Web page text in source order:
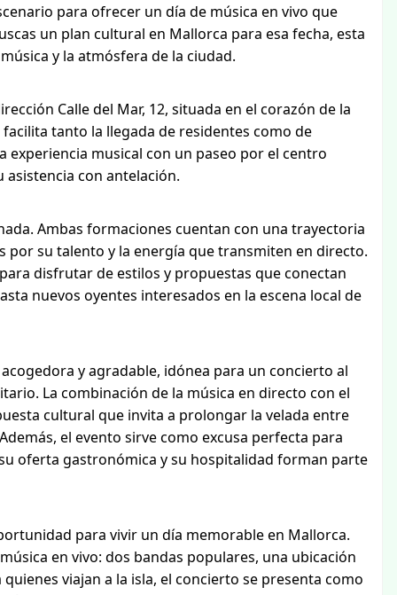
para ofrecer un día de música en vivo que
un plan cultural en Mallorca para esa fecha, esta
y la atmósfera de la ciudad.
Calle del Mar, 12, situada en el corazón de la
tanto la llegada de residentes como de
musical con un paseo por el centro
con antelación.
Ambas formaciones cuentan con una trayectoria
por su talento y la energía que transmiten en directo.
disfrutar de estilos y propuestas que conectan
nuevos oyentes interesados en la escena local de
y agradable, idónea para un concierto al
La combinación de la música en directo con el
cultural que invita a prolongar la velada entre
el evento sirve como excusa perfecta para
oferta gastronómica y su hospitalidad forman parte
para vivir un día memorable en Mallorca.
en vivo: dos bandas populares, una ubicación
viajan a la isla, el concierto se presenta como